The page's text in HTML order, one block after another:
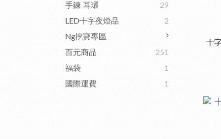
手鍊 耳環
29
LED十字夜燈品
2
Ng挖寶專區
百元商品
251
福袋
1
國際運費
1
十